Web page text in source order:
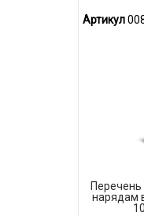
Артикул
нарядам